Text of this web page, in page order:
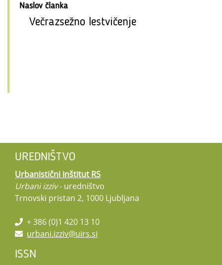
Naslov članka
Večrazsežno lestvičenje
UREDNIŠTVO
Urbanistični inštitut RS
Urbani izziv- uredništvo
Trnovski pristan 2, 1000 Ljubljana
+ 386 (0)1 420 13 10
urbani.izziv@uirs.si
ISSN